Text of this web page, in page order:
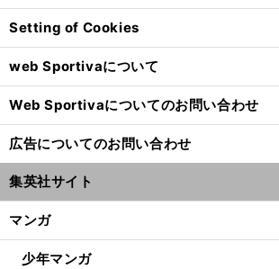
Setting of Cookies
web Sportivaについて
Web Sportivaについてのお問い合わせ
広告についてのお問い合わせ
集英社サイト
マンガ
少年マンガ